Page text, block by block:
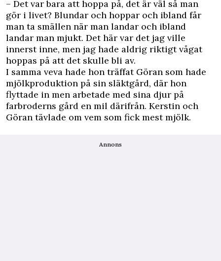
– Det var bara att hoppa på, det är väl så man
gör i livet? Blundar och hoppar och ibland får
man ta smällen när man landar och ibland
landar man mjukt. Det här var det jag ville
innerst inne, men jag hade aldrig riktigt vågat
hoppas på att det skulle bli av.
I samma veva hade hon träffat Göran som hade
mjölkproduktion på sin släktgård, där hon
flyttade in men arbetade med sina djur på
farbroderns gård en mil därifrån. Kerstin och
Göran tävlade om vem som fick mest mjölk.
Annons